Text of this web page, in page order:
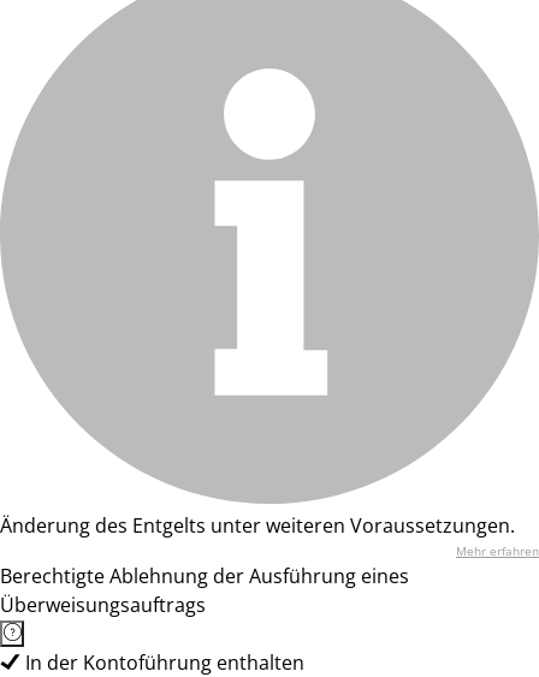
Änderung des Entgelts unter weiteren Voraussetzungen.
Mehr erfahren
Berechtigte Ablehnung der Ausführung eines
Überweisungsauftrags
In der Kontoführung enthalten